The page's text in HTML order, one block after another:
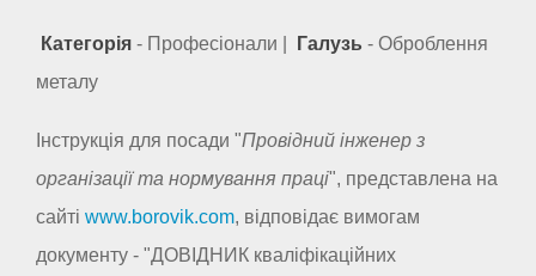
Категорія - Професіонали | Галузь - Оброблення
металу
Інструкція для посади "Провідний інженер з
організації та нормування праці", представлена на
сайті www.borovik.com, відповідає вимогам
документу - "ДОВІДНИК кваліфікаційних